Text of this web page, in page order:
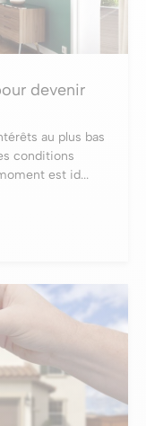
devenir
au plus bas
conditions
est id...